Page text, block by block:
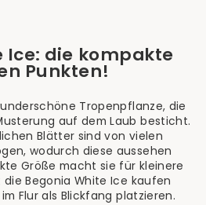
Ice: die kompakte
Punkten!
Tropenpflanze, die
auf dem Laub besticht.
Blätter sind von vielen
wodurch diese aussehen
Größe macht sie für kleinere
die Begonia White Ice kaufen
Flur als Blickfang platzieren.